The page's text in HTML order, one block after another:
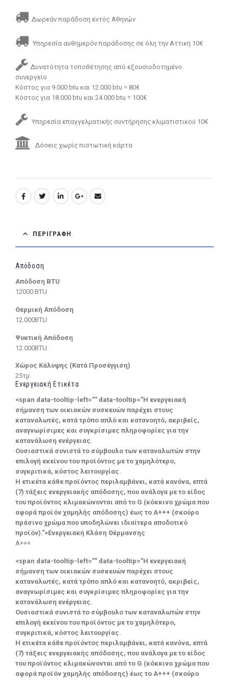
Δωρεάν παράδοση εντός Αθηνών
Υπηρεσία αυθημερόν παράδοσης σε όλη την Αττική 10€
Δυνατότητα τοποθέτησης από εξουσιοδοτημένο
συνεργείο
Κόστος για 9.000 btu και 12.000 btu = 80€
Κόστος για 18.000 btu και 24.000 btu = 100€
Υπηρεσία επαγγελματικής συντήρησης κλιματιστικού 10€
Δόσεις χωρίς πιστωτική κάρτα
ΠΕΡΙΓΡΑΦΉ
Απόδοση
Απόδοση BTU
12000 BTU
Θερμική Απόδοση
12.000BTU
Ψυκτική Απόδοση
12.000BTU
Χώρος Κάλυψης (Κατά Προσέγγιση)
25τμ
Ενεργειακή Ετικέτα
<span data-tooltip-left="" data-tooltip="Η ενεργειακή
σήμανση των οικιακών συσκευών παρέχει στους
καταναλωτές, κατά τρόπο απλό και κατανοητό, ακριβείς,
αναγνωρίσιμες και συγκρίσιμες πληροφορίες για την
κατανάλωση ενέργειας.
Ουσιαστικά συνιστά το σύμβουλο των καταναλωτών στην
επιλογή εκείνου του προϊόντος με το χαμηλότερο,
συγκριτικά, κόστος λειτουργίας.
Η ετικέτα κάθε προϊόντος περιλαμβάνει, κατά κανόνα, επτά
(7) τάξεις ενεργειακής απόδοσης, που ανάλογα με το είδος
του προϊόντος κλιμακώνονται από το G (κόκκινο χρώμα που
αφορά προϊόν χαμηλής απόδοσης) έως το Α+++ (σκούρο
πράσινο χρώμα που υποδηλώνει ιδιαίτερα αποδοτικό
προϊόν).”>Ενεργειακή Κλάση Θέρμανσης
A+++
<span data-tooltip-left="" data-tooltip="Η ενεργειακή
σήμανση των οικιακών συσκευών παρέχει στους
καταναλωτές, κατά τρόπο απλό και κατανοητό, ακριβείς,
αναγνωρίσιμες και συγκρίσιμες πληροφορίες για την
κατανάλωση ενέργειας.
Ουσιαστικά συνιστά το σύμβουλο των καταναλωτών στην
επιλογή εκείνου του προϊόντος με το χαμηλότερο,
συγκριτικά, κόστος λειτουργίας.
Η ετικέτα κάθε προϊόντος περιλαμβάνει, κατά κανόνα, επτά
(7) τάξεις ενεργειακής απόδοσης, που ανάλογα με το είδος
του προϊόντος κλιμακώνονται από το G (κόκκινο χρώμα που
αφορά προϊόν χαμηλής απόδοσης) έως το Α+++ (σκούρο